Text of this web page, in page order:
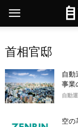
首相官邸
自動
事業
自動
空の